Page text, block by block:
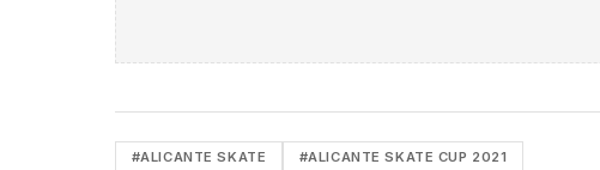
#ALICANTE SKATE #ALICANTE SKATE CUP 2021